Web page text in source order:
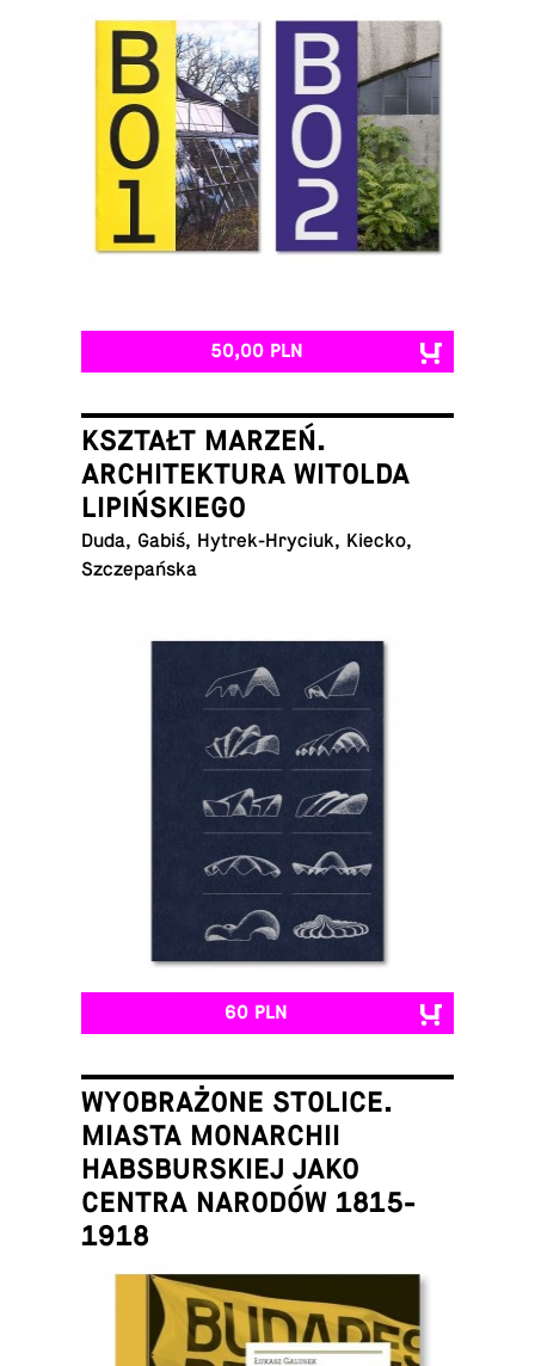
50,00 PLN
KSZTAŁT MARZEŃ.
ARCHITEKTURA WITOLDA
LIPIŃSKIEGO
Duda, Gabiś, Hy­trek-Hry­ciuk, Kiecko,
Szczepańska
60 PLN
WYOBRAŻONE STOLICE.
MIASTA MONARCHII
HABSBURSKIEJ JAKO
CENTRA NARODÓW 1815-
1918
Łukasz Galusek